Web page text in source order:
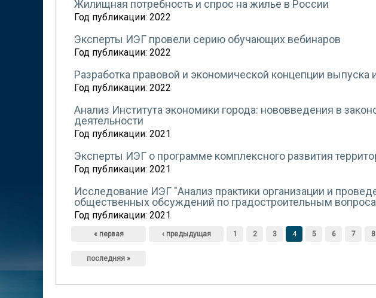
Жилищная потребность и спрос на жилье в России
Год публикации: 2022
Эксперты ИЭГ провели серию обучающих вебинаров
Год публикации: 2022
Разработка правовой и экономической концепции выпуска
Год публикации: 2022
Анализ Института экономики города: нововведения в
деятельности
Год публикации: 2021
Эксперты ИЭГ о программе комплексного развития
Год публикации: 2021
Исследование ИЭГ "Анализ практики организации и
общественных обсуждений по градостроительным
Год публикации: 2021
Страницы
« первая ‹ предыдущая 1 2 3 4 5 6 7 8
последняя »